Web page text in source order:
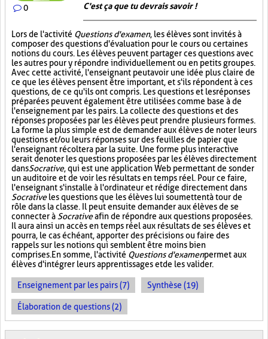
0 C'est ça que tu devrais savoir !
Lors de l'activité Questions d'examen, les élèves sont invités à
composer des questions d'évaluation pour le cours ou certaines
notions du cours. Les élèves peuvent partager ces questions avec
les autres pour y répondre individuellement ou en petits groupes.
Avec cette activité, l'enseignant peut avoir une idée plus claire de
ce que les élèves pensent être important, et s'ils répondent à ces
questions, de ce qu'ils ont compris. Les questions et les réponses
préparées peuvent également être utilisées comme base à de
l'enseignement par les pairs. La collecte des questions et des
réponses proposées par les élèves peut prendre plusieurs formes.
La forme la plus simple est de demander aux élèves de noter leurs
questions et/ou leurs réponses sur des feuilles de papier que
l'enseignant récoltera par la suite. Une forme plus interactive
serait de noter les questions proposées par les élèves directement
dansSocrative, qui est une application Web permettant de sonder
un auditoire et de voir les résultats en temps réel. Pour ce faire,
l'enseignant s'installe à l'ordinateur et rédige directement dans
Socrativeles questions que les élèves lui soumettent à tour de
rôle dans la classe. Il peut ensuite demander aux élèves de se
connecter à Socrativeafin de répondre aux questions proposées.
Il aura ainsi un accès en temps réel aux résultats de ses élèves et
pourra, le cas échéant, apporter des précisions ou faire des
rappels sur les notions qui semblent être moins bien
comprises. En somme, l'activité Questions d'examenpermet aux
élèves d'intégrer leurs apprentissages et de les valider.
Enseignement par les pairs (7) Synthèse (19)
Élaboration de questions (2)